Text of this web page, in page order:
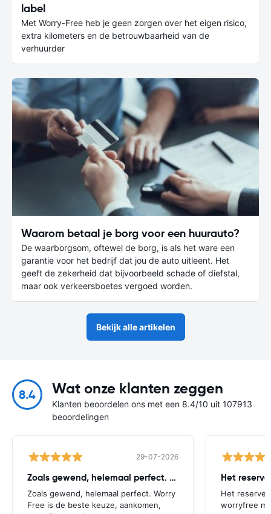
label
Met Worry-Free heb je geen zorgen over het eigen risico,
extra kilometers en de betrouwbaarheid van de
verhuurder
Waarom betaal je borg voor een huurauto?
De waarborgsom, oftewel de borg, is als het ware een
garantie voor het bedrijf dat jou de auto uitleent. Het
geeft de zekerheid dat bijvoorbeeld schade of diefstal,
maar ook verkeersboetes vergoed worden.
Bekijk alle artikelen
8.4 Wat onze klanten zeggen
Klanten beoordelen ons met een 8.4/10 uit 107913
beoordelingen
29-07-2026
Zoals gewend, helemaal perfect. Worry
Zoals gewend, helemaal perfect. Worry
Free is de beste keuze, aankomen,
Het
Het
worryfree